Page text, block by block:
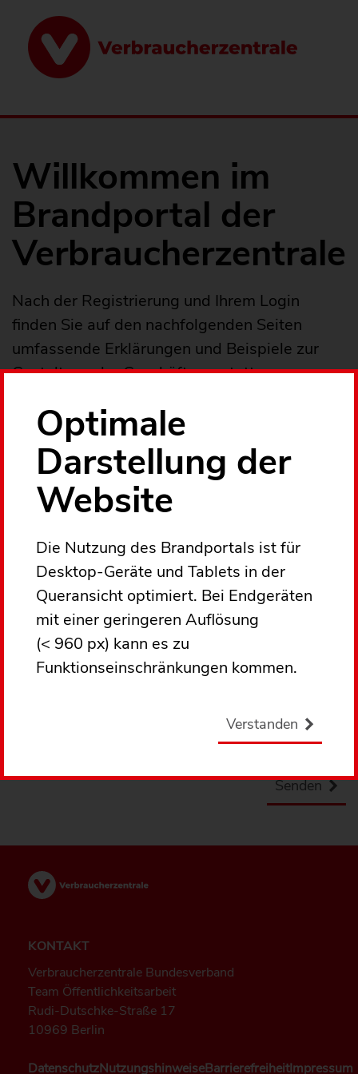
Inhalt
Willkommen im
Brandportal der
Verbraucherzentrale
Nach der Registrierung und Ihrem Login
finden Sie auf den nachfolgenden Seiten
umfassende Erklärungen und Beispiele zur
Gestaltung der Geschäftsausstattung,
Plakate und vieles andere mehr.
(aktiver
Reiter)
IHRE E-MAIL
Geben Sie Ihre E-Mail
Adresse oder Ihren
Benutzernamen ein.
Geben Sie Ihr Passwort ein.
Senden
Optimale
Darstellung der
Website
Die Nutzung des Brandportals ist für
Desktop-Geräte und Tablets in der
Queransicht optimiert. Bei Endgeräten
mit einer geringeren Auflösung
(< 960 px) kann es zu
Funktionseinschränkungen kommen.
Verstanden
KONTAKT
Verbraucherzentrale Bundesverband
Team Öffentlichkeitsarbeit
Rudi-Dutschke-Straße 17
10969 Berlin
DatenschutzNutzungshinweiseBarrierefreiheitImpressum